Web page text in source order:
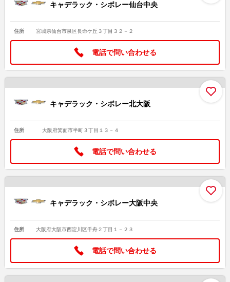
キャデラック・シボレー仙台中央
住所 宮城県仙台市泉区長命ケ丘３丁目３２－２
電話で問い合わせる
キャデラック・シボレー北大阪
住所 大阪府箕面市半町３丁目１３－４
電話で問い合わせる
キャデラック・シボレー大阪中央
住所 大阪府大阪市西淀川区千舟２丁目１－２３
電話で問い合わせる